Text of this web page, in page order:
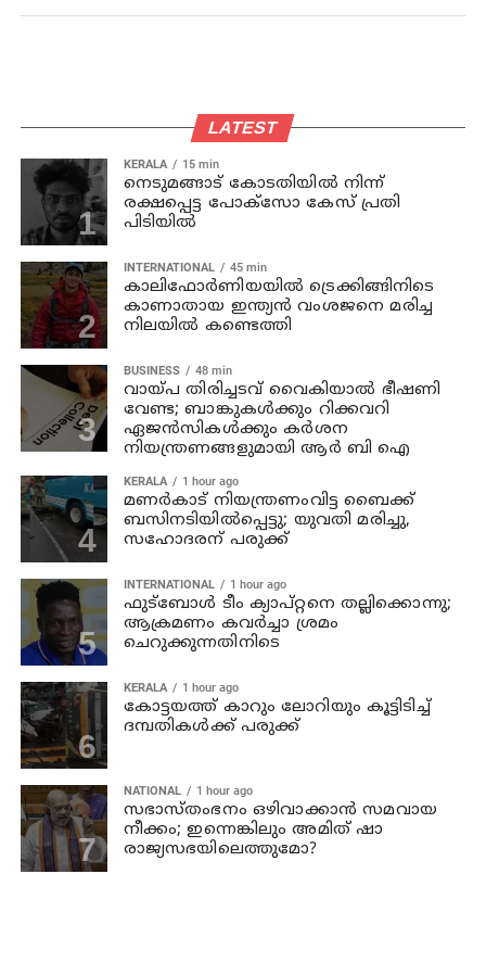
LATEST
KERALA 15 min
നെടുമങ്ങാട് കോടതിയില്‍ നിന്ന്
രക്ഷപ്പെട്ട പോക്‌സോ കേസ് പ്രതി
പിടിയില്‍
INTERNATIONAL 45 min
കാലിഫോര്‍ണിയയില്‍ ട്രെക്കിങ്ങിനിടെ
കാണാതായ ഇന്ത്യന്‍ വംശജനെ മരിച്ച
നിലയില്‍ കണ്ടെത്തി
BUSINESS 48 min
വായ്പ തിരിച്ചടവ് വൈകിയാൽ ഭീഷണി
വേണ്ട; ബാങ്കുകൾക്കും റിക്കവറി
ഏജൻസികൾക്കും കർശന
നിയന്ത്രണങ്ങളുമായി ആർ ബി ഐ
KERALA 1 hour ago
മണര്‍കാട് നിയന്ത്രണംവിട്ട ബൈക്ക്
ബസിനടിയിൽപ്പെട്ടു; യുവതി മരിച്ചു,
സഹോദരന് പരുക്ക്
INTERNATIONAL 1 hour ago
ഫുട്ബോൾ ടീം ക്യാപ്റ്റനെ തല്ലിക്കൊന്നു;
ആക്രമണം കവർച്ചാ ശ്രമം
ചെറുക്കുന്നതിനിടെ
KERALA 1 hour ago
കോട്ടയത്ത് കാറും ലോറിയും കൂട്ടിടിച്ച്
ദമ്പതികള്‍ക്ക് പരുക്ക്
NATIONAL 1 hour ago
സഭാസ്തംഭനം ഒഴിവാക്കാൻ സമവായ
നീക്കം; ഇന്നെങ്കിലും അമിത് ഷാ
രാജ്യസഭയിലെത്തുമോ?